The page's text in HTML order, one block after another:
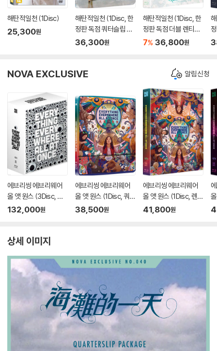
해탄적일천 (1Disc)
25,300원
해탄적일천 (1Disc, 한
정판 독점 쿼터슬립 스
틸북) : 블루레이
36,300원
해탄적일천 (1Disc, 한
정판 독점 더블 렌티큘
러 풀슬립 스틸북) : 블
7% 36,800원
NOVA EXCLUSIVE 알림신청
에브리씽 에브리웨어
올 앳 원스 (3Disc, 박
스세트 스틸북 500장
132,000원
에브리씽 에브리웨어
올 앳 원스 (1Disc, 쿼터
슬립 스틸북 300장 한
38,500원
에브리씽 에브리웨어
올 앳 원스 (1Disc, 렌티
큘러 풀슬립 스틸북 1,2
41,800원
상세 이미지